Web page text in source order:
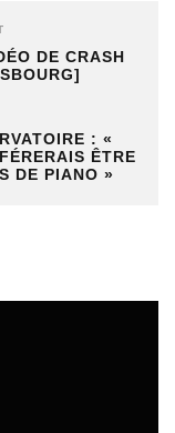
DE CRASH
: «
ÊTRE
DE PIANO »